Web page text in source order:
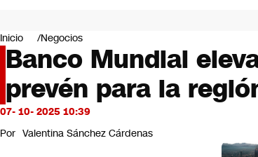
Mundo
Negocios
Deportes
Programas completos
Cultura
Servicios
Bits
CNN Data
Inicio Negocios
Banco Mundial
prevén para la
07- 10- 2025 10:39
Por Valentina Sánchez Cárdenas